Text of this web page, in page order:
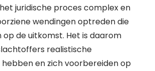
juridische proces complex en
wendingen optreden die
de uitkomst. Het is daarom
realistische
en zich voorbereiden op